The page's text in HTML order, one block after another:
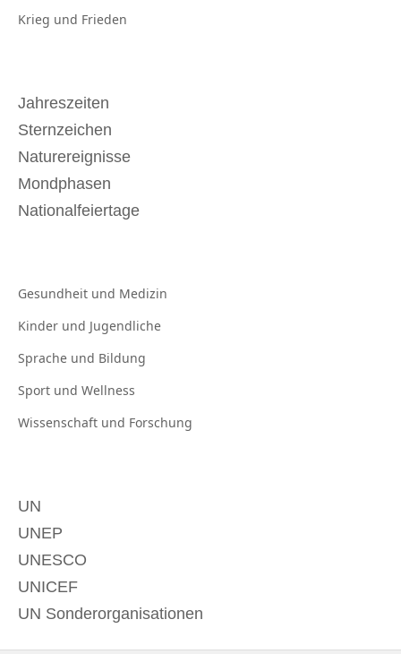
Krieg und Frieden
Jahreszeiten
Sternzeichen
Naturereignisse
Mondphasen
Nationalfeiertage
Gesundheit und Medizin
Kinder und Jugendliche
Sprache und Bildung
Sport und Wellness
Wissenschaft und Forschung
UN
UNEP
UNESCO
UNICEF
UN Sonderorganisationen